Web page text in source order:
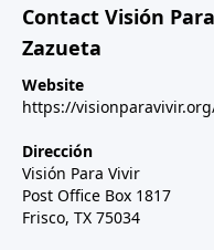
Contact Visión
Zazueta
Website
https://
Dirección
Visión Para Vivir
Post Office Box 1817
Frisco, TX 75034